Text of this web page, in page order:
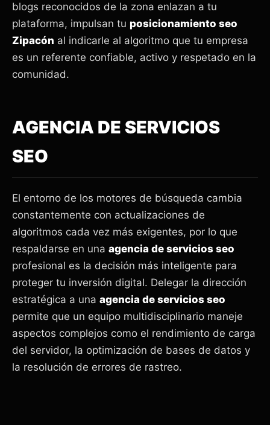
blogs reconocidos de la zona enlazan a tu
plataforma, impulsan tu posicionamiento seo
Zipacón al indicarle al algoritmo que tu empresa
es un referente confiable, activo y respetado en la
comunidad.
AGENCIA DE SERVICIOS
SEO
El entorno de los motores de búsqueda cambia
constantemente con actualizaciones de
algoritmos cada vez más exigentes, por lo que
respaldarse en una agencia de servicios seo
profesional es la decisión más inteligente para
proteger tu inversión digital. Delegar la dirección
estratégica a una agencia de servicios seo
permite que un equipo multidisciplinario maneje
aspectos complejos como el rendimiento de carga
del servidor, la optimización de bases de datos y
la resolución de errores de rastreo.